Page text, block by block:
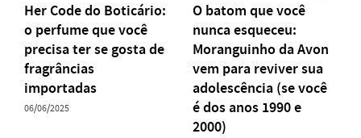
Her Code do Boticário:
o perfume que você
precisa ter se gosta de
fragrâncias
importadas
06/06/2025
O batom que você
nunca esqueceu:
Moranguinho da Avon
vem para reviver sua
adolescência (se você
é dos anos 1990 e
2000)